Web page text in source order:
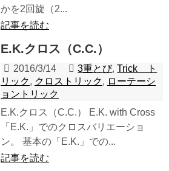
かを2回旋（2...
記事を読む
E.K.クロス（C.C.）
2016/3/14 3重とび,Trick ト
リック, クロストリック, ローテーシ
ョントリック
E.K.クロス（C.C.） E.K. with Cross
「E.K.」でのクロスバリエーショ
ン。 基本の「E.K.」での...
記事を読む